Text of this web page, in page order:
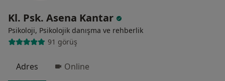
Kl. Psk. Asena Kantar
Psikoloji, Psikolojik danışma ve rehberlik
91 görüş
Adres Online